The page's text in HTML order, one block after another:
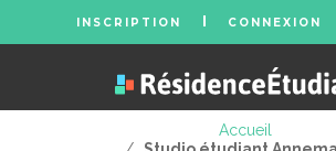
INSCRIPTION CONNEXION
Accueil